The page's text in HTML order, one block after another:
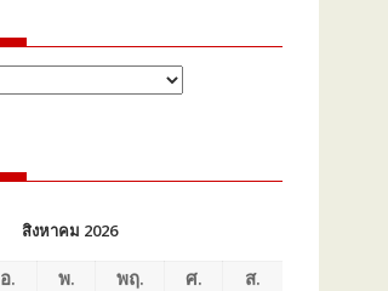
สิงหาคม 2026
อ. พ. พฤ. ศ.
ส.